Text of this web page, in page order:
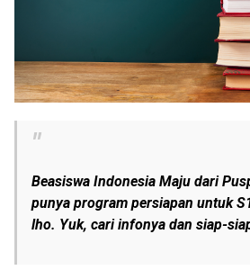
Beasiswa Indonesia Maju dari
punya program persiapan untuk
lho. Yuk, cari infonya dan siap-